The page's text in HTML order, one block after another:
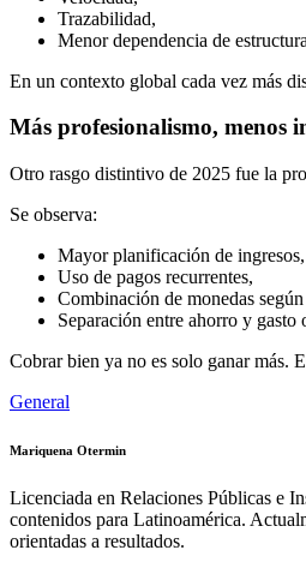
Trazabilidad,
Menor dependencia de
En un contexto global cada vez más
Más profesionalismo, menos
Otro rasgo distintivo de 2025 fue la
Se observa:
Mayor planificación de ingresos,
Uso de pagos recurrentes,
Combinación de monedas
Separación entre ahorro y gasto
Cobrar bien ya no es solo ganar más.
General
Mariquena Otermin
Licenciada en Relaciones Públicas e
contenidos para Latinoamérica.
orientadas a resultados.